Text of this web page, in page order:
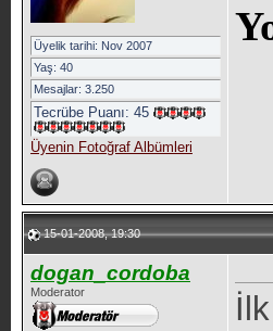
Üyelik tarihi: Nov 2007
Yaş: 40
Mesajlar: 3.250
Tecrübe Puanı: 45
Üyenin Fotoğraf Albümleri
15-01-2008, 19:30
dogan_cordoba
Moderator